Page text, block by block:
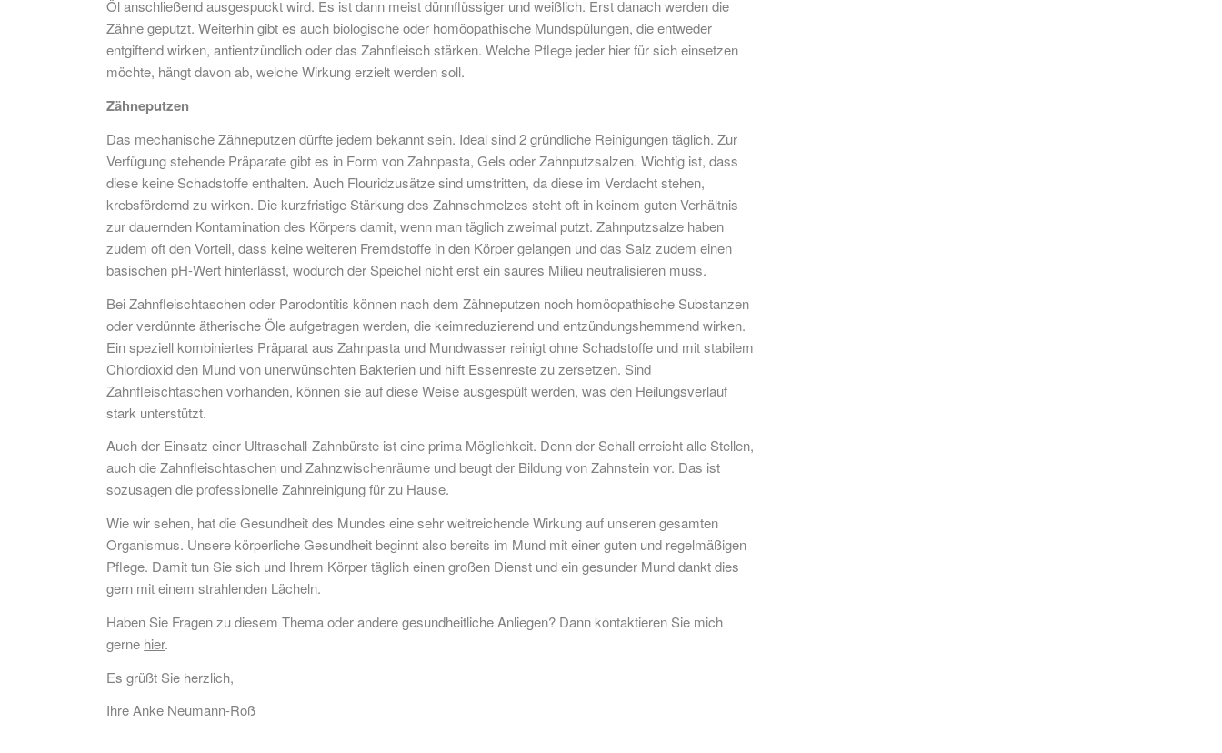
Öl anschließend ausgespuckt wird. Es ist dann meist dünnflüssiger und weißlich. Erst danach werden die
Zähne geputzt. Weiterhin gibt es auch biologische oder homöopathische Mundspülungen, die entweder
entgiftend wirken, antientzündlich oder das Zahnfleisch stärken. Welche Pflege jeder hier für sich einsetzen
möchte, hängt davon ab, welche Wirkung erzielt werden soll.
Zähneputzen
Das mechanische Zähneputzen dürfte jedem bekannt sein. Ideal sind 2 gründliche Reinigungen täglich. Zur
Verfügung stehende Präparate gibt es in Form von Zahnpasta, Gels oder Zahnputzsalzen. Wichtig ist, dass
diese keine Schadstoffe enthalten. Auch Flouridzusätze sind umstritten, da diese im Verdacht stehen,
krebsfördernd zu wirken. Die kurzfristige Stärkung des Zahnschmelzes steht oft in keinem guten Verhältnis
zur dauernden Kontamination des Körpers damit, wenn man täglich zweimal putzt. Zahnputzsalze haben
zudem oft den Vorteil, dass keine weiteren Fremdstoffe in den Körper gelangen und das Salz zudem einen
basischen pH-Wert hinterlässt, wodurch der Speichel nicht erst ein saures Milieu neutralisieren muss.
Bei Zahnfleischtaschen oder Parodontitis können nach dem Zähneputzen noch homöopathische Substanzen
oder verdünnte ätherische Öle aufgetragen werden, die keimreduzierend und entzündungshemmend wirken.
Ein speziell kombiniertes Präparat aus Zahnpasta und Mundwasser reinigt ohne Schadstoffe und mit stabilem
Chlordioxid den Mund von unerwünschten Bakterien und hilft Essenreste zu zersetzen. Sind
Zahnfleischtaschen vorhanden, können sie auf diese Weise ausgespült werden, was den Heilungsverlauf
stark unterstützt.
Auch der Einsatz einer Ultraschall-Zahnbürste ist eine prima Möglichkeit. Denn der Schall erreicht alle Stellen,
auch die Zahnfleischtaschen und Zahnzwischenräume und beugt der Bildung von Zahnstein vor. Das ist
sozusagen die professionelle Zahnreinigung für zu Hause.
Wie wir sehen, hat die Gesundheit des Mundes eine sehr weitreichende Wirkung auf unseren gesamten
Organismus. Unsere körperliche Gesundheit beginnt also bereits im Mund mit einer guten und regelmäßigen
Pflege. Damit tun Sie sich und Ihrem Körper täglich einen großen Dienst und ein gesunder Mund dankt dies
gern mit einem strahlenden Lächeln.
Haben Sie Fragen zu diesem Thema oder andere gesundheitliche Anliegen? Dann kontaktieren Sie mich
gerne hier.
Es grüßt Sie herzlich,
Ihre Anke Neumann-Roß